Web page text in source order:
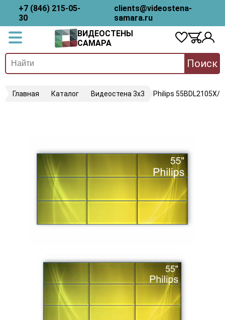
+7 (846) 215-05-
30
clients@videostena-
samara.ru
ВИДЕОСТЕНЫ
САМАРА
Поиск
Главная Каталог Видеостена 3х3 Philips 55BDL2105X/